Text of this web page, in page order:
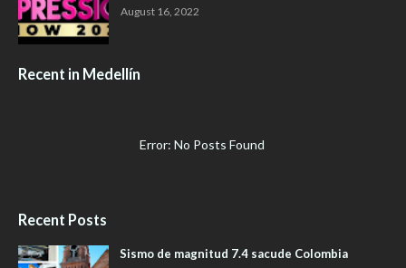
August 16, 2022
Recent in Medellín
Error: No Posts Found
Recent Posts
Sismo de magnitud 7.4 sacude Colombia